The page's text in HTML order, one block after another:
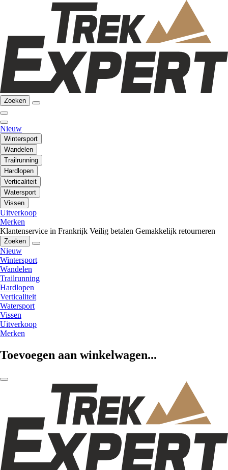
Zoeken
Nieuw
Wintersport
Wandelen
Trailrunning
Hardlopen
Verticaliteit
Watersport
Vissen
Uitverkoop
Merken
Klantenservice in Frankrijk Veilig betalen Gemakkelijk retourneren
Zoeken
Nieuw
Wintersport
Wandelen
Trailrunning
Hardlopen
Verticaliteit
Watersport
Vissen
Uitverkoop
Merken
Toevoegen aan winkelwagen...